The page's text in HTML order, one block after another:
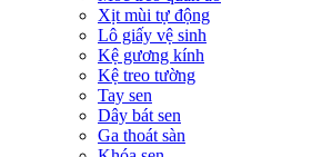
Xịt mùi tự động
Lô giấy vệ sinh
Kệ gương kính
Kệ treo tường
Tay sen
Dây bát sen
Ga thoát sàn